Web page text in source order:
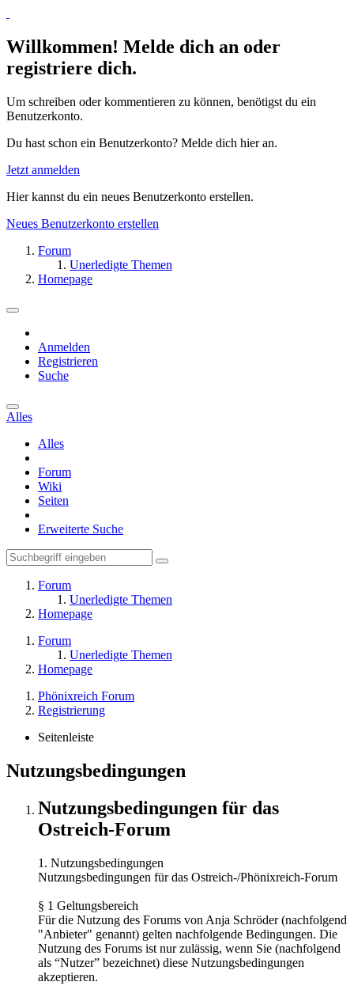
Willkommen! Melde dich an oder
registriere dich.
Um schreiben oder kommentieren zu können, benötigst du ein
Benutzerkonto.
Du hast schon ein Benutzerkonto? Melde dich hier an.
Jetzt anmelden
Hier kannst du ein neues Benutzerkonto erstellen.
Neues Benutzerkonto erstellen
Forum
Unerledigte Themen
Homepage
Anmelden
Registrieren
Suche
Alles
Alles
Forum
Wiki
Seiten
Erweiterte Suche
Forum
Unerledigte Themen
Homepage
Forum
Unerledigte Themen
Homepage
Phönixreich Forum
Registrierung
Seitenleiste
Nutzungsbedingungen
Nutzungsbedingungen für das
Ostreich-Forum
1. Nutzungsbedingungen
Nutzungsbedingungen für das Ostreich-/Phönixreich-Forum
§ 1 Geltungsbereich
Für die Nutzung des Forums von Anja Schröder (nachfolgend
"Anbieter" genannt) gelten nachfolgende Bedingungen. Die
Nutzung des Forums ist nur zulässig, wenn Sie (nachfolgend
als “Nutzer” bezeichnet) diese Nutzungsbedingungen
akzeptieren.